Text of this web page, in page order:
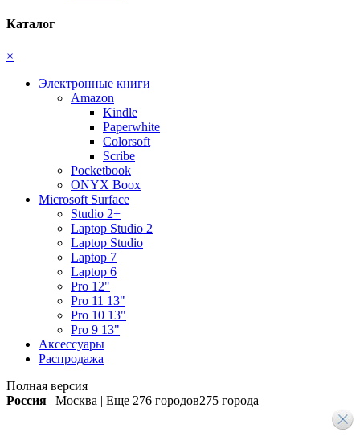
Каталог
×
Электронные книги
Amazon
Kindle
Paperwhite
Colorsoft
Scribe
Pocketbook
ONYX Boox
Microsoft Surface
Studio 2+
Laptop Studio 2
Laptop Studio
Laptop 7
Laptop 6
Pro 12"
Pro 11 13"
Pro 10 13"
Pro 9 13"
Аксессуары
Распродажа
Полная версия
Россия | Москва | Еще 276 городов275 города